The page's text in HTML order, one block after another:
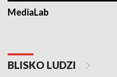
MediaLab
BLISKO LUDZI